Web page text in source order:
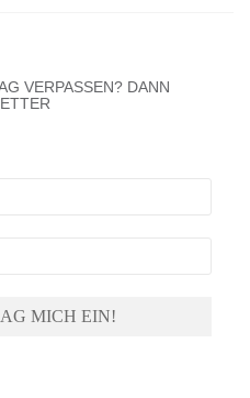
VERPASSEN? DANN